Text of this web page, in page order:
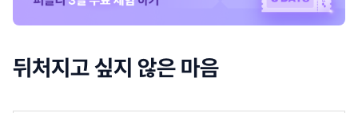
뒤처지고 싶지 않은 마음